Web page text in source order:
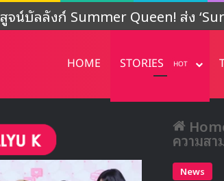
รียมเดบิวต์ใหม่ เดินหน้าโปรเจคต์ใ
HOME STORIES HOT
ความสา
News